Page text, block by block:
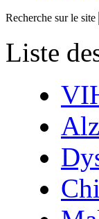
Recherche sur le site
Liste